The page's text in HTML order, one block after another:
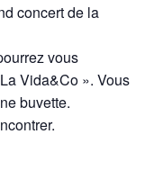
concert de la
vous
Vida&Co ». Vous
buvette.